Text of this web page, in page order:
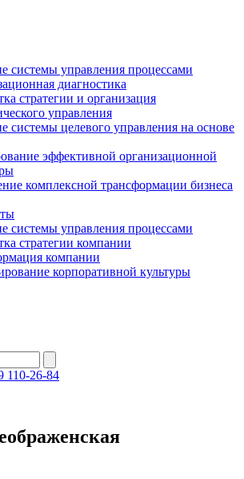
системы управления процессами
диагностика
стратегии и организация
управления
системы целевого управления на основе
эффективной организационной
комплексной трансформации бизнеса
системы управления процессами
стратегии компании
компании
корпоративной культуры
110-26-84